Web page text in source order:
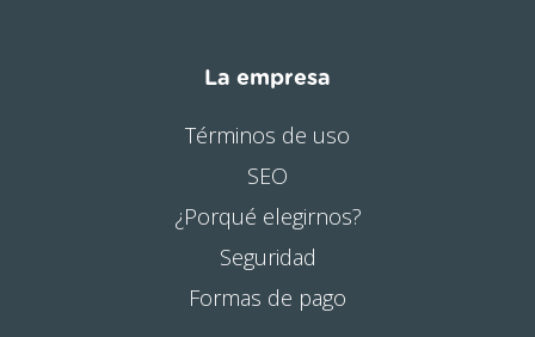
La empresa
Términos de uso
SEO
¿Porqué elegirnos?
Seguridad
Formas de pago